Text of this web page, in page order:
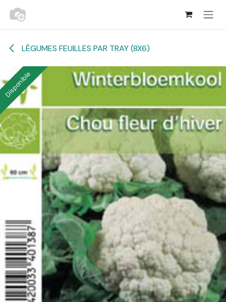
Se rendre au contenu
LÉGUMES FEUILLES PAR TRAY (8X6)
Disponible